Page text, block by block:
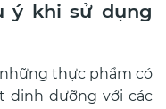
ý khi sử dụng
thực phẩm có
dinh dưỡng với các